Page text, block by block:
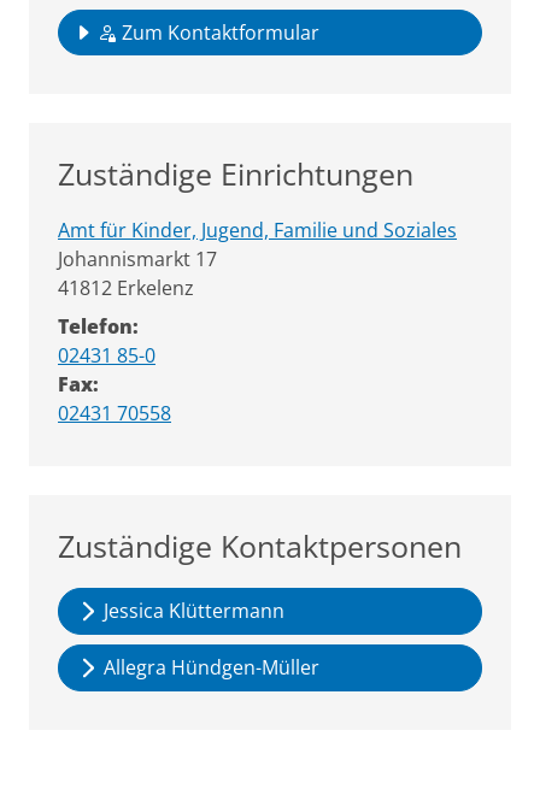
Zum Kontaktformular
Zuständige Einrichtungen
Amt für Kinder, Jugend, Familie und Soziales
Straße:
Johannismarkt Hausnummer:
17
PLZ:
41812 Ort:
Erkelenz
Telefon:
02431 85-0
Fax:
02431 70558
Zuständige Kontaktpersonen
Jessica Klüttermann
Allegra Hündgen-Müller